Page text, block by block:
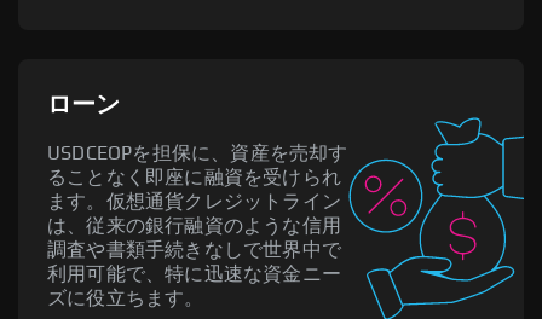
ローン
USDCEOPを担保に、資産を売却す
ることなく即座に融資を受けられ
ます。仮想通貨クレジットライン
は、従来の銀行融資のような信用
調査や書類手続きなしで世界中で
利用可能で、特に迅速な資金ニー
ズに役立ちます。